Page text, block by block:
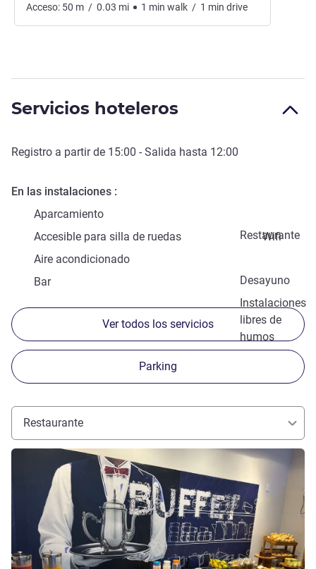
Acceso: 50 m / 0.03 mi 1 min walk / 1 min drive
Servicios hoteleros
Registro a partir de 15:00 - Salida hasta 12:00
En las instalaciones
Aparcamiento
Restaurante
Accesible para silla de ruedas
Wifi
Aire acondicionado
Desayuno
Bar
Instalaciones
libres de
humos
Ver todos los servicios
Parking
Restaurante
Más información